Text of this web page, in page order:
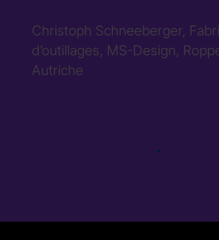
Christoph Schneeberger,
d’outillages, MS-Design,
Autriche